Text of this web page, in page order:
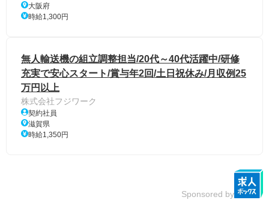
大阪府
時給1,300円
無人輸送機の組立調整担当/20代～40代活躍中/研修
充実で安心スタート/賞与年2回/土日祝休み/月収例25
万円以上
株式会社フジワーク
契約社員
滋賀県
時給1,350円
Sponsored by